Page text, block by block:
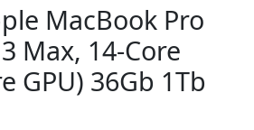
MacBook Pro
Max, 14-Core
GPU) 36Gb 1Tb